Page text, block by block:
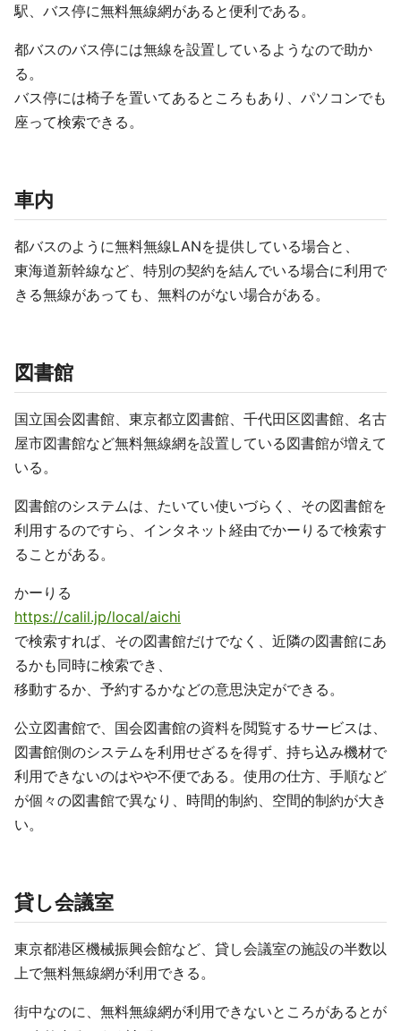
駅、バス停に無料無線網があると便利である。
都バスのバス停には無線を設置しているようなので助か
る。
バス停には椅子を置いてあるところもあり、パソコンでも
座って検索できる。
車内
都バスのように無料無線LANを提供している場合と、
東海道新幹線など、特別の契約を結んでいる場合に利用で
きる無線があっても、無料のがない場合がある。
図書館
国立国会図書館、東京都立図書館、千代田区図書館、名古
屋市図書館など無料無線網を設置している図書館が増えて
いる。
図書館のシステムは、たいてい使いづらく、その図書館を
利用するのですら、インタネット経由でかーりるで検索す
ることがある。
かーりる
https://calil.jp/local/aichi
で検索すれば、その図書館だけでなく、近隣の図書館にあ
るかも同時に検索でき、
移動するか、予約するかなどの意思決定ができる。
公立図書館で、国会図書館の資料を閲覧するサービスは、
図書館側のシステムを利用せざるを得ず、持ち込み機材で
利用できないのはやや不便である。使用の仕方、手順など
が個々の図書館で異なり、時間的制約、空間的制約が大き
い。
貸し会議室
東京都港区機械振興会館など、貸し会議室の施設の半数以
上で無料無線網が利用できる。
街中なのに、無料無線網が利用できないところがあるとが